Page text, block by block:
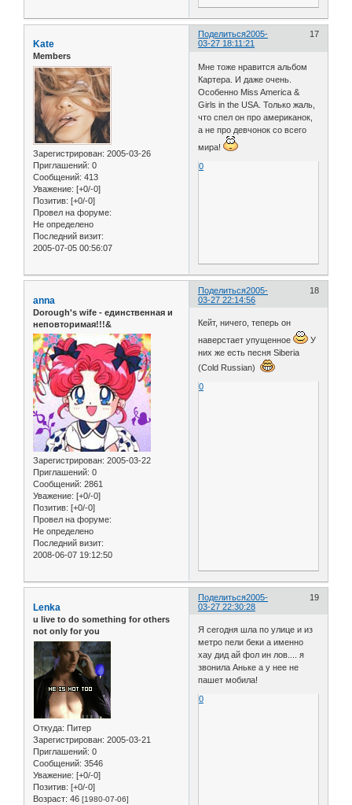
Поделиться 17
2005-
03-27 18:11:21
Kate
Members
Зарегистрирован: 2005-03-26
Приглашений: 0
Сообщений: 413
Уважение: [+0/-0]
Позитив: [+0/-0]
Провел на форуме:
Не определено
Последний визит:
2005-07-05 00:56:07
Мне тоже нравится альбом
Картера. И даже очень.
Особенно Miss America &
Girls in the USA. Только жаль,
что спел он про американок,
а не про девчонок со всего
мира!
0
Поделиться 18
2005-
03-27 22:14:56
anna
Dorough's wife - единственная и
неповторимая!!!&
Зарегистрирован: 2005-03-22
Приглашений: 0
Сообщений: 2861
Уважение: [+0/-0]
Позитив: [+0/-0]
Провел на форуме:
Не определено
Последний визит:
2008-06-07 19:12:50
Кейт, ничего, теперь он
наверстает упущенное
У
них же есть песня Siberia
(Cold Russian)
0
Поделиться 19
2005-
03-27 22:30:28
Lenka
u live to do something for others
not only for you
Откуда: Питер
Зарегистрирован: 2005-03-21
Приглашений: 0
Сообщений: 3546
Уважение: [+0/-0]
Позитив: [+0/-0]
Возраст: 46 [1980-07-06]
Я сегодня шла по улице и из
метро пели беки а именно
хау дид ай фол ин лов.... я
звонила Аньке а у нее не
пашет мобила!
0